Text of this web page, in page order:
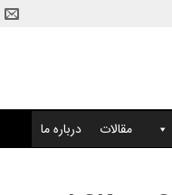
مقالات درباره ما